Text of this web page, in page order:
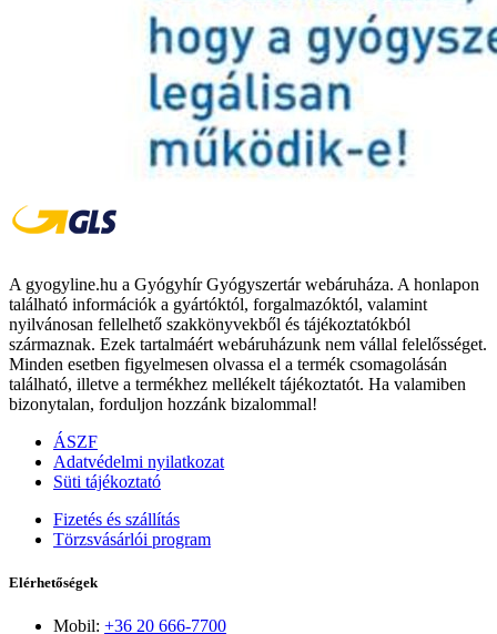
A gyogyline.hu a Gyógyhír Gyógyszertár webáruháza. A honlapon
található információk a gyártóktól, forgalmazóktól, valamint
nyilvánosan fellelhető szakkönyvekből és tájékoztatókból
származnak. Ezek tartalmáért webáruházunk nem vállal felelősséget.
Minden esetben figyelmesen olvassa el a termék csomagolásán
található, illetve a termékhez mellékelt tájékoztatót. Ha valamiben
bizonytalan, forduljon hozzánk bizalommal!
ÁSZF
Adatvédelmi nyilatkozat
Süti tájékoztató
Fizetés és szállítás
Törzsvásárlói program
Elérhetőségek
Mobil: +36 20 666-7700